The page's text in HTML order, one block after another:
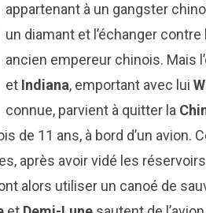
appartenant à un gangster
un diamant et l’échanger
ancien empereur chinois. Mais
et Indiana, emportant avec lui
connue, parvient à quitter la
de 11 ans, à bord d’un avion.
après avoir vidé les
alors utiliser un canoé de